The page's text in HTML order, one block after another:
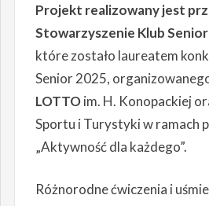
Projekt realizowany jest
Stowarzyszenie Klub
które zostało laureatem
Senior 2025,
LOTTOim. H. Konopackiej
Sportu i Turystyki w ramach
„Aktywność dla każdego”.
Różnorodne ćwiczenia i